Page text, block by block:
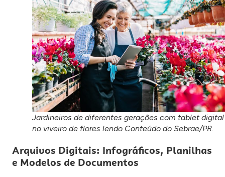
Jardineiros de diferentes gerações com tablet digital
no viveiro de flores lendo Conteúdo do Sebrae/PR.
Arquivos Digitais: Infográficos, Planilhas
e Modelos de Documentos